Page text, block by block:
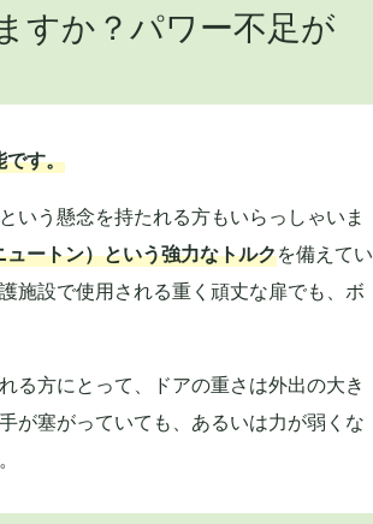
すか？パワー不足が
です。
いう懸念を持たれる方もいらっしゃいま
ュートン）という強力なトルクを備えてい
施設で使用される重く頑丈な扉でも、ボ
る方にとって、ドアの重さは外出の大き
が塞がっていても、あるいは力が弱くな